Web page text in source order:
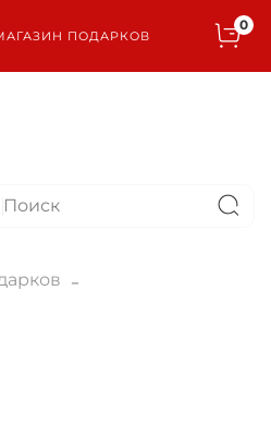
ПОДАРКОВ
0